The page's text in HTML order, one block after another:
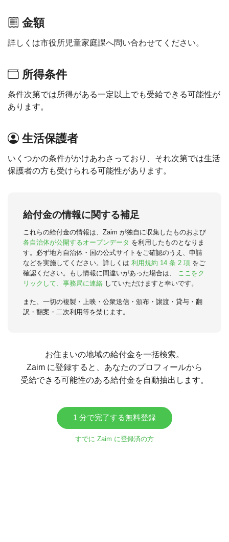
金額
詳しくは市役所児童家庭課へ問い合わせてください。
所得条件
条件次第では所得がある一定以上でも受給できる可能性が
あります。
生活保護者
いくつかの条件がかけあわさっており、それ次第では生活
保護者の方も受けられる可能性があります。
給付金の情報に関する補足
これらの給付金の情報は、Zaim が独自に収集したものおよび
各自治体が公開するオープンデータ を利用したものとなりま
す。必ず地方自治体・国の公式サイトをご確認のうえ、申請
などを実施してください。詳しくは 利用規約 14 条 2 項 をご
確認ください。もし情報に間違いがあった場合は、
ここをク
リックして、事務局に連絡 していただけますと幸いです。
また、一切の複製・上映・公衆送信・頒布・譲渡・貸与・翻
訳・翻案・二次利用等を禁じます。
お住まいの地域の給付金を一括検索。
Zaim に登録すると、あなたのプロフィールから
受給できる可能性のある給付金を自動抽出します。
1 分で完了する無料登録
すでに Zaim に登録済の方